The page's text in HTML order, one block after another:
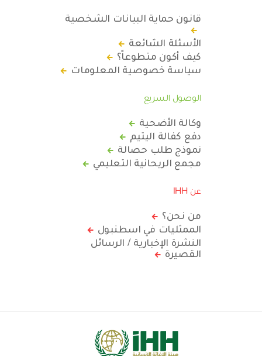
قانون حماية البيانات الشخصية
الأسئلة الشائعة
كيف أكون متطوعاً؟
سياسة خصوصية المعلومات
الوصول السريع
وكالة الأضحية
دفع كفالة اليتيم
نموذج طلب حصالة
مجمع الريحانية التعليمي
عن IHH
من نحن؟
الممثليات في اسطنبول
النشرة الإخبارية / الرسائل
القصيرة